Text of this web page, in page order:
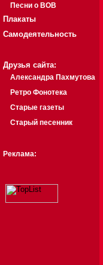
Песни о ВОВ
Плакаты
Самодеятельность
Друзья сайта:
Александра Пахмутова
Ретро Фонотека
Старые газеты
Старый песенник
Реклама: